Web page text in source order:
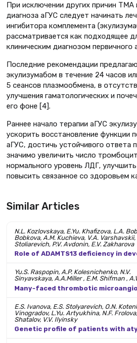
При исключении других причин ТМА
диагноза аГУС следует начинать
ингибитора комплемента
рассматривается как подходящее
клиническим диагнозом первичного
Последние рекомендации
экулизумабом в течение 24 часов
5 сеансов плазмообмена, в
улучшения гаматологических и
его фоне [4].
Раннее начало терапии аГУС
ускорить восстановление функции
аГУС, достичь устойчивого ответа
значимо увеличить число
нормального уровень ЛДГ,
повысить связанное со здоровьем
Similar Articles
N.L. Kozlovskaya, E.Yu. Khafizova, L.A.
Bobkova, A.M. Kuchieva, V.A. Varshavskii,
Stoliarevich, P.V. Avdonin, E.V. Zakharova
Role of ADAMTS13 deficiency in
Yu.S. Raspopin, A.P. Kolesnichenko, N.V.
Sinyavskaya, A.A.Miller , E.M. Shifman ,
Many-faced thrombotic
E.S. Ivanova, E.S. Stolyarevich, O.N.
Vinogradov, L.Yu. Artyukhina, N.F.
Shatalov, V.V. Ilyinsky
Genetic profile of patients with